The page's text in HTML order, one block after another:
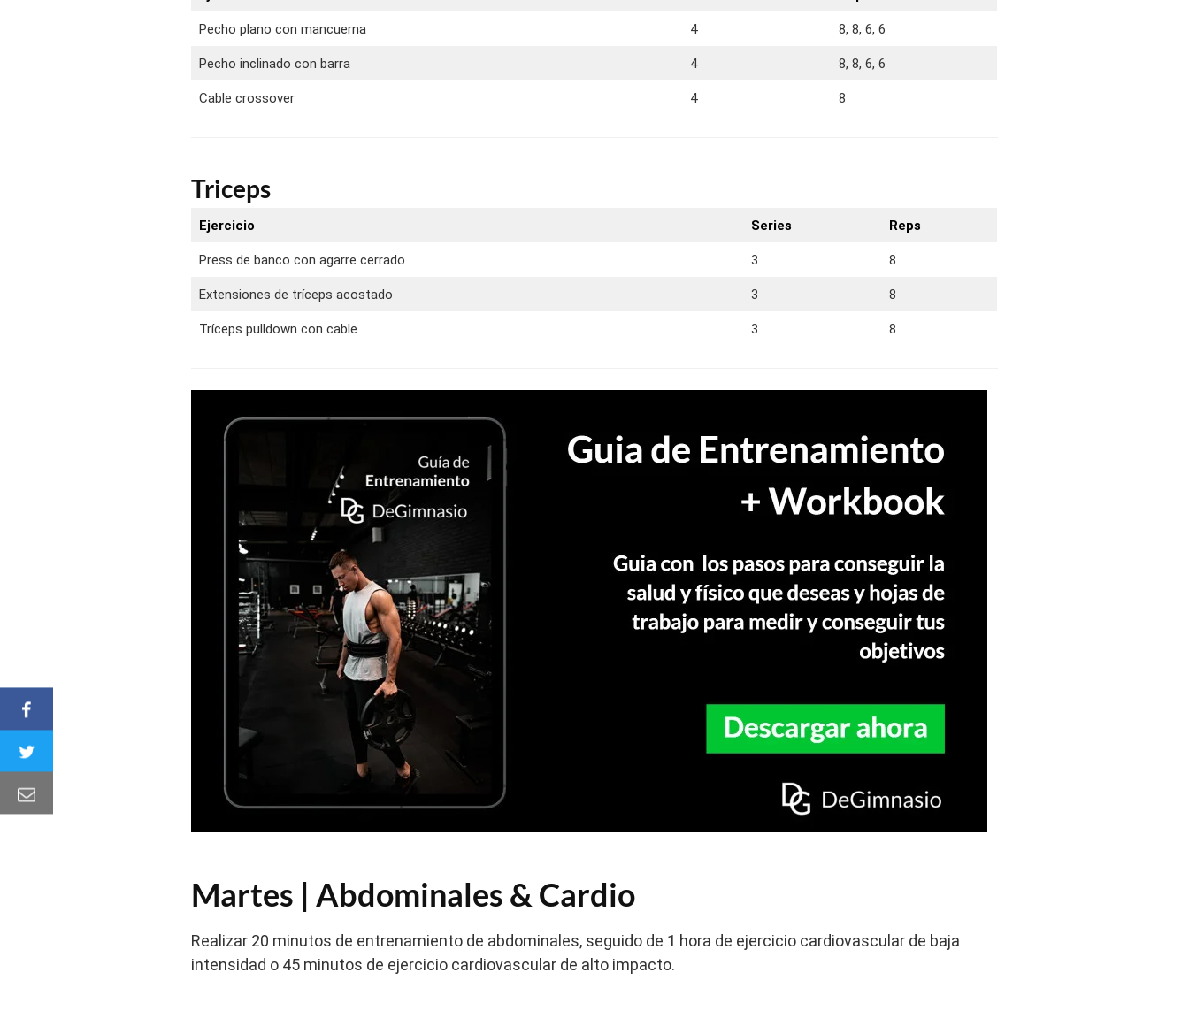
Pecho plano con mancuerna 4 8, 8, 6, 6
Pecho inclinado con barra 4 8, 8, 6, 6
Cable crossover 4 8
Triceps
Ejercicio Series Reps
Press de banco con agarre cerrado 3 8
Extensiones de tríceps acostado 3 8
Tríceps pulldown con cable 3 8
Martes | Abdominales & Cardio
Realizar 20 minutos de entrenamiento de abdominales, seguido de 1 hora de ejercicio cardiovascular de baja
intensidad o 45 minutos de ejercicio cardiovascular de alto impacto.